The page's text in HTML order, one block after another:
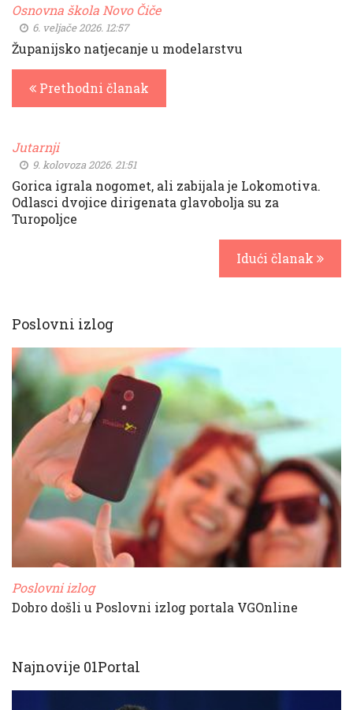
Osnovna škola Novo Čiče
6. veljače 2026. 12:57
Županijsko natjecanje u modelarstvu
Prethodni članak
Jutarnji
9. kolovoza 2026. 21:51
Gorica igrala nogomet, ali zabijala je Lokomotiva.
Odlasci dvojice dirigenata glavobolja su za
Turopoljce
Idući članak
Poslovni izlog
Poslovni izlog
Dobro došli u Poslovni izlog portala VGOnline
Najnovije 01Portal